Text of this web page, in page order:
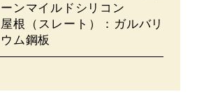
ーンマイルドシリコン
屋根（スレート）：ガルバリ
ウム鋼板